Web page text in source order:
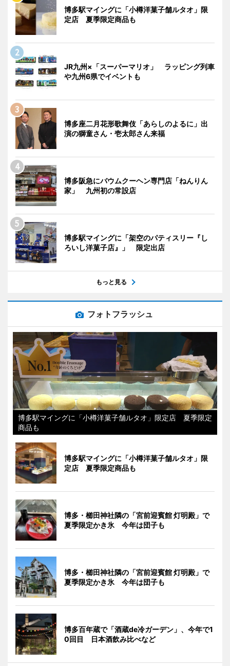
博多駅マイングに「小樽洋菓子舗ルタオ」限
定店 夏季限定商品も
JR九州×「スーパーマリオ」 ラッピング列車
や九州6県でイベントも
博多座二月花形歌舞伎「あらしのよるに」出
演の獅童さん・壱太郎さん来福
博多阪急にバウムクーヘン専門店「ねんりん
家」 九州初の常設店
博多駅マイングに「架空のパティスリー『し
ろいし洋菓子店』」 限定出店
もっと見る
フォトフラッシュ
博多駅マイングに「小樽洋菓子舗ルタオ」限定店 夏季限定
商品も
博多駅マイングに「小樽洋菓子舗ルタオ」限
定店 夏季限定商品も
博多・櫛田神社隣の「宮前迎賓館 灯明殿」で
夏季限定かき氷 今年は団子も
博多・櫛田神社隣の「宮前迎賓館 灯明殿」で
夏季限定かき氷 今年は団子も
博多百年蔵で「酒蔵de冷ガーデン」、今年で1
0回目 日本酒飲み比べなど